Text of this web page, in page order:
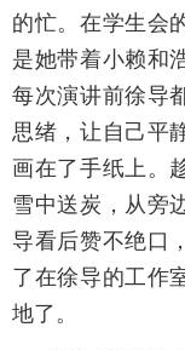
的忙。在学生会
是她带着小赖和
每次演讲前徐导
思绪，让自己平
画在了手纸上。
雪中送炭，从旁
导看后赞不绝口
了在徐导的工作
地了。